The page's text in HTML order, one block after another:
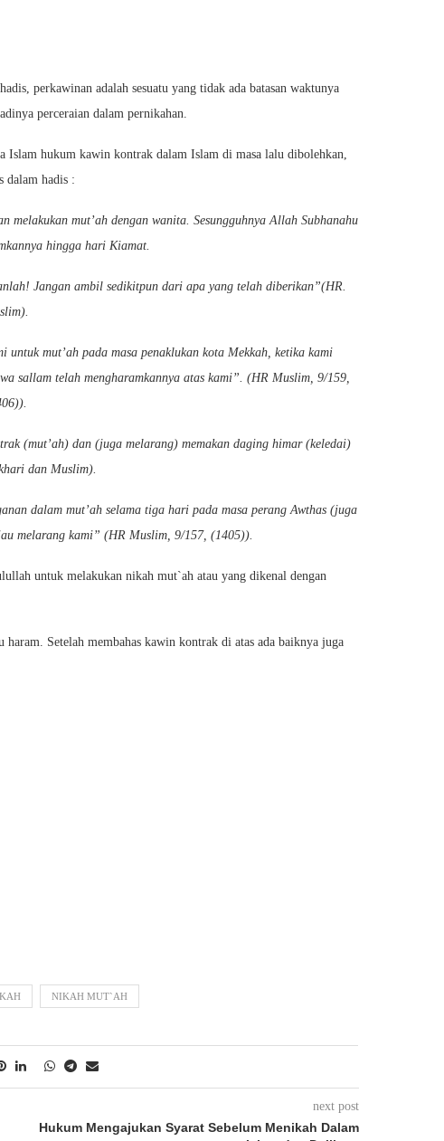
perkawinan adalah sesuatu yang tidak ada batasan waktunya
perceraian dalam pernikahan.
Islam hukum kawin kontrak dalam Islam di masa lalu dibolehkan,
dalam hadis :
melakukan mut’ah dengan wanita. Sesungguhnya Allah Subhanahu
hingga hari Kiamat.
Jangan ambil sedikitpun dari apa yang telah diberikan”(HR.
mut’ah pada masa penaklukan kota Mekkah, ketika kami
sallam telah mengharamkannya atas kami”. (HR Muslim, 9/159,
(mut’ah) dan (juga melarang) memakan daging himar (keledai)
dan Muslim).
dalam mut’ah selama tiga hari pada masa perang Awthas (juga
melarang kami” (HR Muslim, 9/157, (1405)).
untuk melakukan nikah mut`ah atau yang dikenal dengan
Setelah membahas kawin kontrak di atas ada baiknya juga
NIKAH MUT`AH
next post
Hukum Mengajukan Syarat Sebelum Menikah Dalam